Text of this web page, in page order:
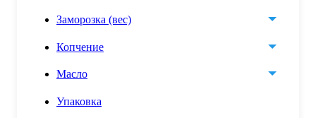
Заморозка (вес)
Копчение
Масло
Упаковка